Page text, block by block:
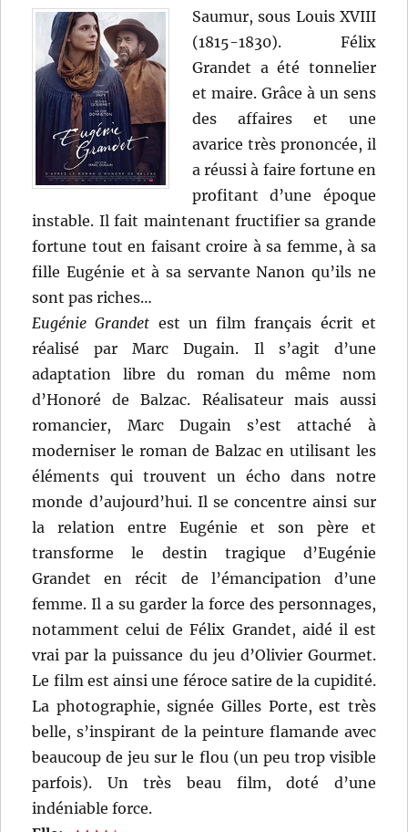
Saumur, sous Louis XVIII
(1815-1830). Félix
Grandet a été tonnelier
et maire. Grâce à un sens
des affaires et une
avarice très prononcée, il
a réussi à faire fortune en
profitant d’une époque
instable. Il fait maintenant fructifier sa grande
fortune tout en faisant croire à sa femme, à sa
fille Eugénie et à sa servante Nanon qu’ils ne
sont pas riches…
Eugénie Grandet est un film français écrit et
réalisé par Marc Dugain. Il s’agit d’une
adaptation libre du roman du même nom
d’Honoré de Balzac. Réalisateur mais aussi
romancier, Marc Dugain s’est attaché à
moderniser le roman de Balzac en utilisant les
éléments qui trouvent un écho dans notre
monde d’aujourd’hui. Il se concentre ainsi sur
la relation entre Eugénie et son père et
transforme le destin tragique d’Eugénie
Grandet en récit de l’émancipation d’une
femme. Il a su garder la force des personnages,
notamment celui de Félix Grandet, aidé il est
vrai par la puissance du jeu d’Olivier Gourmet.
Le film est ainsi une féroce satire de la cupidité.
La photographie, signée Gilles Porte, est très
belle, s’inspirant de la peinture flamande avec
beaucoup de jeu sur le flou (un peu trop visible
parfois). Un très beau film, doté d’une
indéniable force.